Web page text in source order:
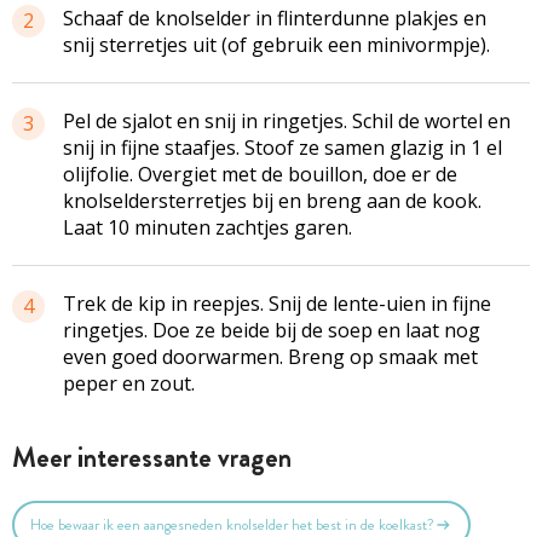
2
Schaaf de knolselder in flinterdunne plakjes en
snij sterretjes uit (of gebruik een minivormpje).
3
Pel de sjalot en snij in ringetjes. Schil de wortel en
snij in fijne staafjes. Stoof ze samen glazig in 1 el
olijfolie. Overgiet met de bouillon, doe er de
knolseldersterretjes bij en breng aan de kook.
Laat 10 minuten zachtjes garen.
4
Trek de kip in reepjes. Snij de lente-uien in fijne
ringetjes. Doe ze beide bij de soep en laat nog
even goed doorwarmen. Breng op smaak met
peper en zout.
Meer interessante vragen
Hoe bewaar ik een aangesneden knolselder het best in de koelkast?